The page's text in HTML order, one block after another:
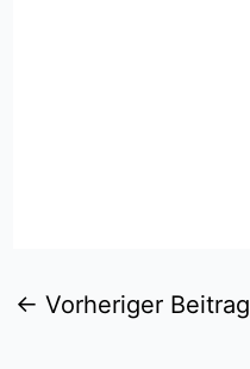
← Vorheriger Beitrag